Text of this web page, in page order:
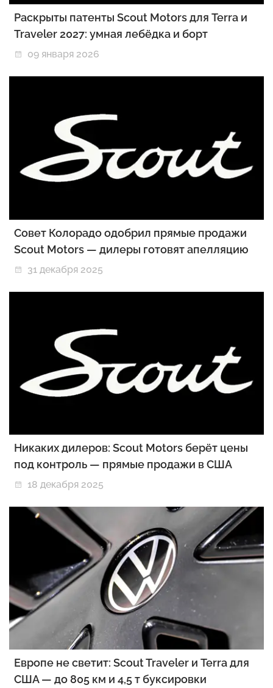
Раскрыты патенты Scout Motors для Terra и
Traveler 2027: умная лебёдка и борт
09 января 2026
Совет Колорадо одобрил прямые продажи
Scout Motors — дилеры готовят апелляцию
31 декабря 2025
Никаких дилеров: Scout Motors берёт цены
под контроль — прямые продажи в США
18 декабря 2025
Европе не светит: Scout Traveler и Terra для
США — до 805 км и 4,5 т буксировки